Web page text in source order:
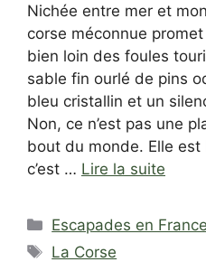
Nichée entre mer et
corse méconnue
bien loin des foules
sable fin ourlé de pins
bleu cristallin et un
Non, ce n’est pas une
bout du monde. Elle
c’est … Lire la suite
Catégories
Escapades en France
Étiquettes
La Corse